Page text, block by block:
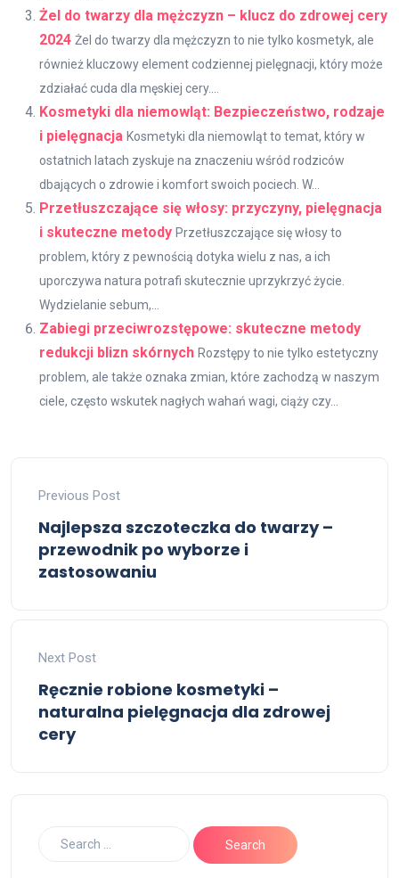
Żel do twarzy dla mężczyzn – klucz do zdrowej cery
2024 Żel do twarzy dla mężczyzn to nie tylko kosmetyk, ale
również kluczowy element codziennej pielęgnacji, który może
zdziałać cuda dla męskiej cery....
Kosmetyki dla niemowląt: Bezpieczeństwo, rodzaje
i pielęgnacja Kosmetyki dla niemowląt to temat, który w
ostatnich latach zyskuje na znaczeniu wśród rodziców
dbających o zdrowie i komfort swoich pociech. W...
Przetłuszczające się włosy: przyczyny, pielęgnacja
i skuteczne metody Przetłuszczające się włosy to
problem, który z pewnością dotyka wielu z nas, a ich
uporczywa natura potrafi skutecznie uprzykrzyć życie.
Wydzielanie sebum,...
Zabiegi przeciwrozstępowe: skuteczne metody
redukcji blizn skórnych Rozstępy to nie tylko estetyczny
problem, ale także oznaka zmian, które zachodzą w naszym
ciele, często wskutek nagłych wahań wagi, ciąży czy...
Previous Post
Najlepsza szczoteczka do twarzy –
przewodnik po wyborze i
zastosowaniu
Next Post
Ręcznie robione kosmetyki –
naturalna pielęgnacja dla zdrowej
cery